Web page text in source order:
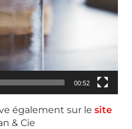
00:52
également sur le site
& Cie